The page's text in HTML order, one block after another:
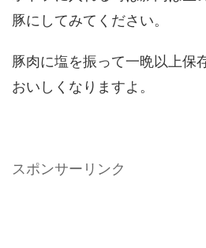
豚にしてみてください。
豚肉に塩を振って一晩以上保
おいしくなりますよ。
スポンサーリンク